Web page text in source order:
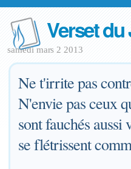
Verset
samedi mars 2 2013
Ne t'irrite pas
N'envie pas ceux
sont fauchés aussi
se flétrissent